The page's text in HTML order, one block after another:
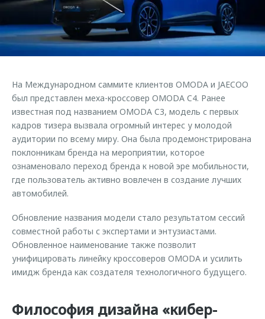
Страхование
Кредитный калькулятор
Оригинальные аксессуары
Запчасти
Трейд-ин
Калькулятор трейд-ин
Клиентская поддержка
O&J Автоклуб
Клуб владельцев OMODA
Аксессуары
Одежда и сувениры
Оригинальные аксессуары
Запчасти
Обратная связь
На Международном саммите клиентов OMODA и JAECOO
был представлен меха-кроссовер OMODA C4. Ранее
известная под названием OMODA C3, модель с первых
кадров тизера вызвала огромный интерес у молодой
аудитории по всему миру. Она была продемонстрирована
поклонникам бренда на мероприятии, которое
ознаменовало переход бренда к новой эре мобильности,
где пользователь активно вовлечен в создание лучших
автомобилей.
Обновление названия модели стало результатом сессий
совместной работы с экспертами и энтузиастами.
Обновленное наименование также позволит
унифицировать линейку кроссоверов OMODA и усилить
имидж бренда как создателя технологичного будущего.
Философия дизайна «кибер-